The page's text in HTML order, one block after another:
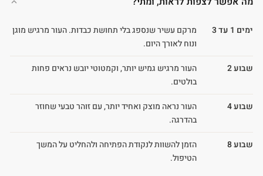
ימים 1 עד 3
מרקם עשיר שנספג בלי תחושת כבדות. העור מרגיש מוגן
ונוח לאורך היום.
שבוע 2
העור מרגיש גמיש יותר, וקמטוטי יובש נראים פחות
בולטים.
שבוע 4
העור נראה מוצק ואחיד יותר, עם זוהר טבעי שחוזר
בהדרגה.
שבוע 8
הזמן להשוות לנקודת הפתיחה ולהחליט על המשך
הטיפול.